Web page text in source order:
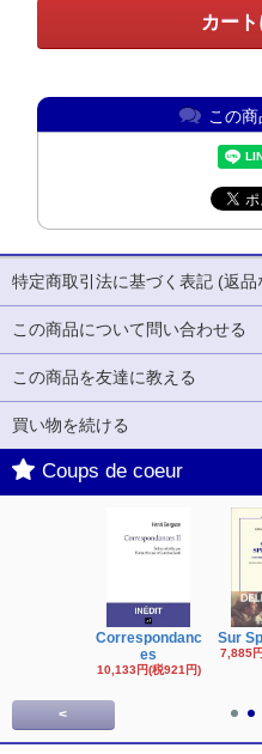
この
特定商取引法に基づく表記 (返品
この商品について問い合わせる
この商品を友達に教える
買い物を続ける
Coups de coeur
Correspondanc
es
10,133円(税921円)
Sur
7,885
<